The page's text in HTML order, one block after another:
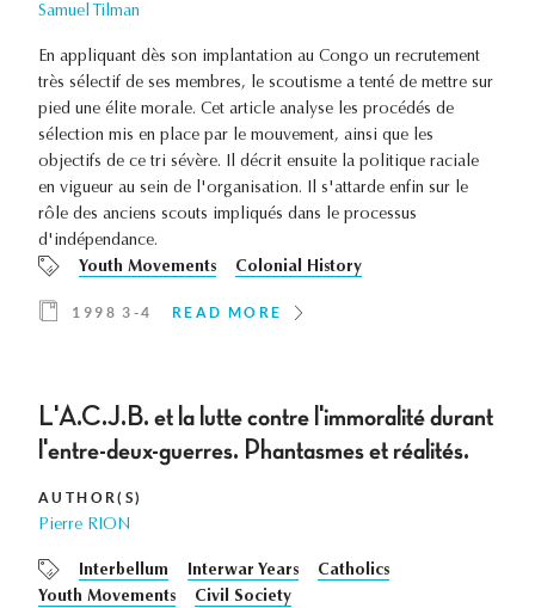
Samuel Tilman
En appliquant dès son implantation au Congo un recrutement
très sélectif de ses membres, le scoutisme a tenté de mettre sur
pied une élite morale. Cet article analyse les procédés de
sélection mis en place par le mouvement, ainsi que les
objectifs de ce tri sévère. Il décrit ensuite la politique raciale
en vigueur au sein de l'organisation. Il s'attarde enfin sur le
rôle des anciens scouts impliqués dans le processus
d'indépendance.
Youth Movements
Colonial History
1998 3-4 READ MORE
L'A.C.J.B. et la lutte contre l'immoralité durant
l'entre-deux-guerres. Phantasmes et réalités.
AUTHOR(S)
Pierre RION
Interbellum Interwar Years
Catholics
Youth Movements
Civil Society